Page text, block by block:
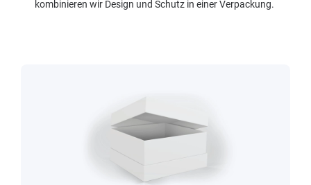
kombinieren wir Design und Schutz in einer Verpackung.